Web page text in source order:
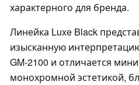
характерного для бренда.
Линейка Luxe Black
изысканную
GM-2100 и отличается
монохромной эстетикой,